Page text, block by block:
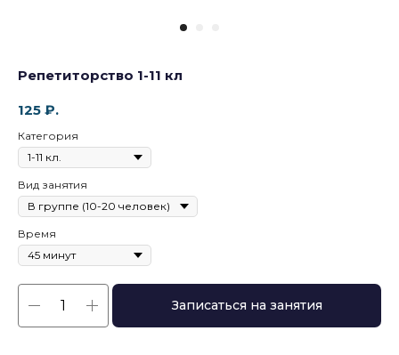
Репетиторство 1-11 кл
125 ₽.
Категория
Вид занятия
Время
Записаться на занятия